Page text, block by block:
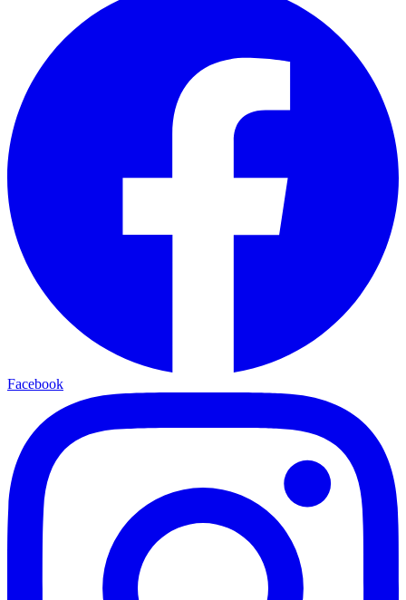
Facebook